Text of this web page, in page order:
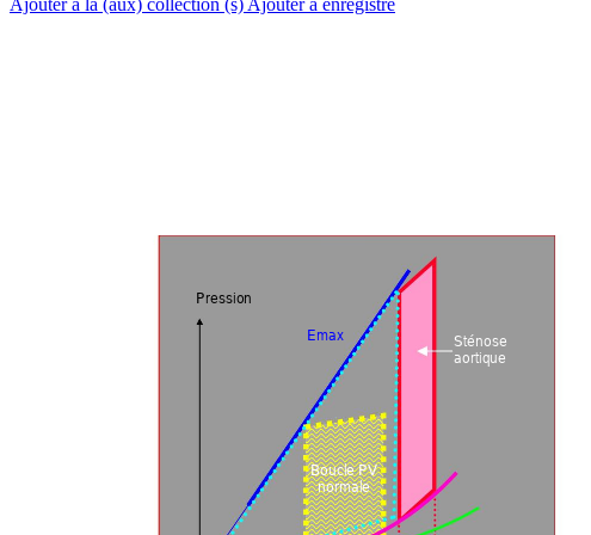
Emax
Pression
Boucle PV
normale
Sténose
aortique